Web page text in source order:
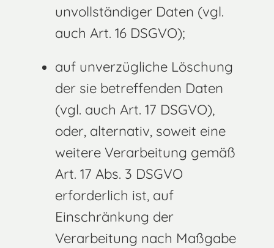
unvollständiger Daten (vgl.
auch Art. 16 DSGVO);
auf unverzügliche Löschung
der sie betreffenden Daten
(vgl. auch Art. 17 DSGVO),
oder, alternativ, soweit eine
weitere Verarbeitung gemäß
Art. 17 Abs. 3 DSGVO
erforderlich ist, auf
Einschränkung der
Verarbeitung nach Maßgabe